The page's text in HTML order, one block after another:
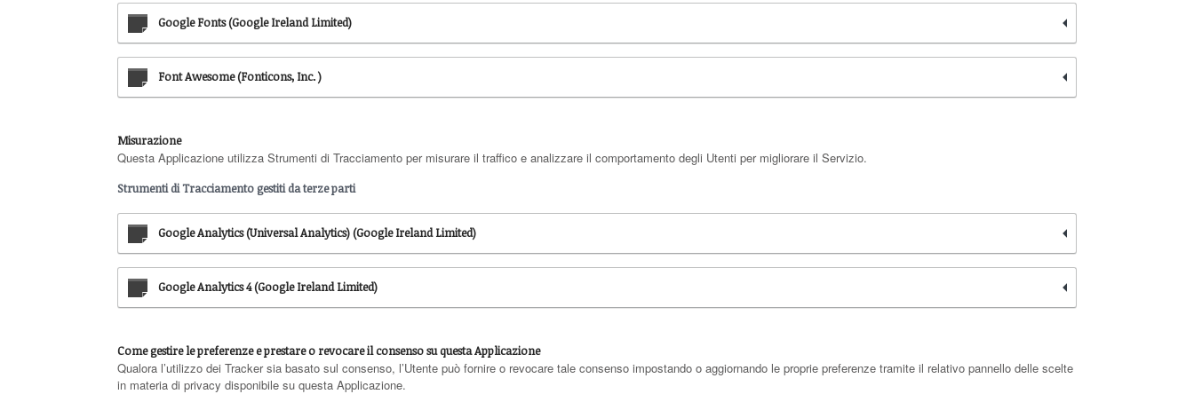
Google Fonts (Google Ireland Limited)
Font Awesome (Fonticons, Inc. )
Misurazione
Questa Applicazione utilizza Strumenti di Tracciamento per misurare il traffico e analizzare il comportamento degli Utenti per migliorare il Servizio.
Strumenti di Tracciamento gestiti da terze parti
Google Analytics (Universal Analytics) (Google Ireland Limited)
Google Analytics 4 (Google Ireland Limited)
Come gestire le preferenze e prestare o revocare il consenso su questa Applicazione
Qualora l’utilizzo dei Tracker sia basato sul consenso, l’Utente può fornire o revocare tale consenso impostando o aggiornando le proprie preferenze tramite il relativo pannello delle scelte
in materia di privacy disponibile su questa Applicazione.